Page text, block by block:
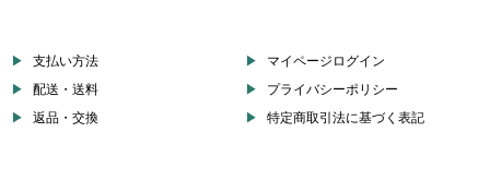
支払い方法
マイページログイン
配送・送料
プライバシーポリシー
返品・交換
特定商取引法に基づく表記